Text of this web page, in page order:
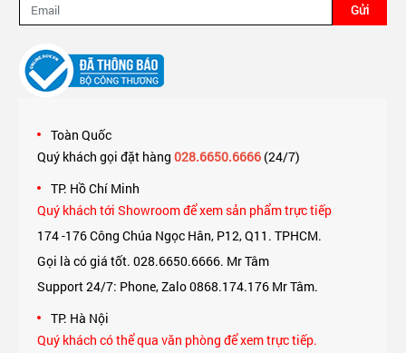
Gửi
Toàn Quốc
Quý khách gọi đặt hàng 028.6650.6666(24/7)
TP. Hồ Chí Minh
Quý khách tới Showroom để xem sản phẩm trực tiếp
174 -176 Công Chúa Ngọc Hân, P12, Q11. TPHCM.
Gọi là có giá tốt. 028.6650.6666. Mr Tâm
Support 24/7: Phone, Zalo 0868.174.176 Mr Tâm.
TP. Hà Nội
Quý khách có thể qua văn phòng để xem trực tiếp.